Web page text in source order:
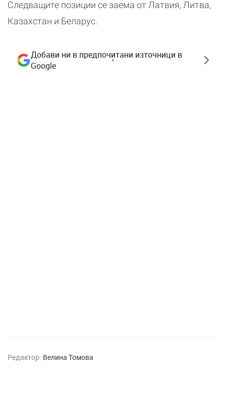
Следващите позиции се заема от Латвия, Литва,
Казахстан и Беларус.
Добави ни в предпочитани източници в
Google
Редактор: Велина Томова